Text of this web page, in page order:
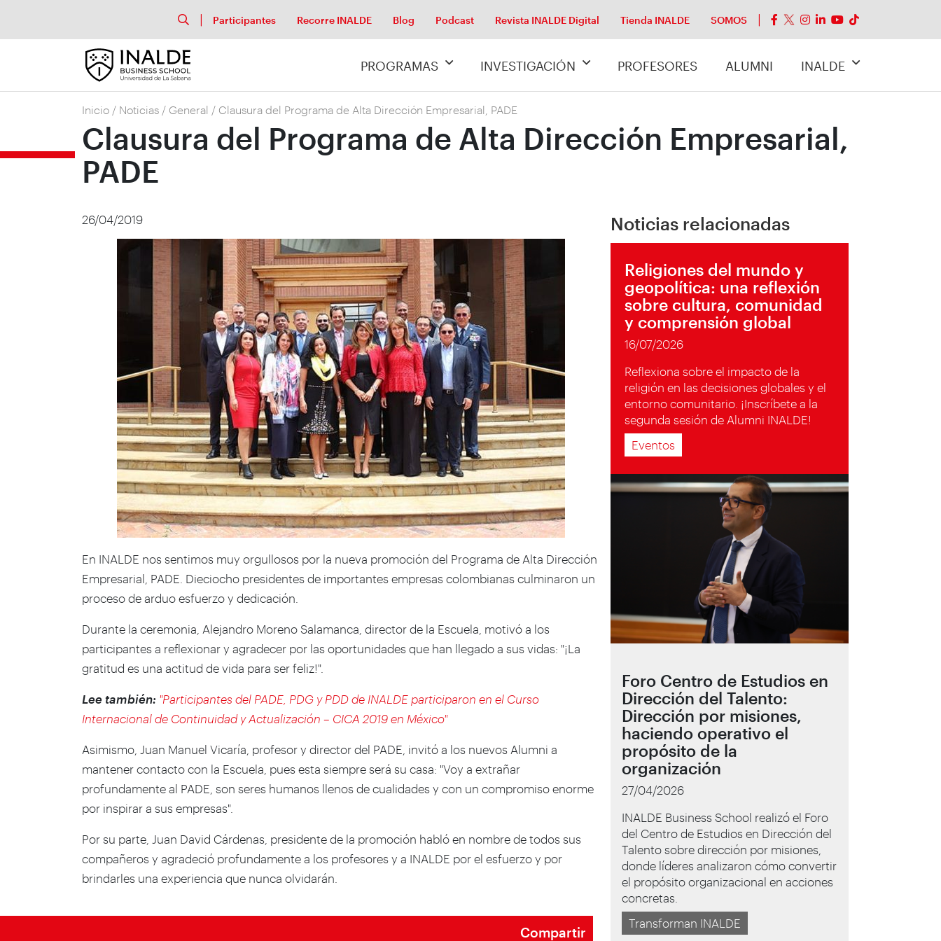
Participantes Recorre INALDE Blog Podcast Revista INALDE Digital Tienda INALDE SOMOS
PROGRAMAS INVESTIGACIÓN PROFESORES ALUMNI INALDE
Inicio / Noticias / General / Clausura del Programa de Alta Dirección Empresarial, PADE
Clausura del Programa de Alta Dirección Empresarial,
PADE
26/04/2019
En INALDE nos sentimos muy orgullosos por la nueva promoción del Programa de Alta Dirección
Empresarial, PADE. Dieciocho presidentes de importantes empresas colombianas culminaron un
proceso de arduo esfuerzo y dedicación.
Durante la ceremonia, Alejandro Moreno Salamanca, director de la Escuela, motivó a los
participantes a reflexionar y agradecer por las oportunidades que han llegado a sus vidas: "¡La
gratitud es una actitud de vida para ser feliz!".
Lee también: "Participantes del PADE, PDG y PDD de INALDE participaron en el Curso
Internacional de Continuidad y Actualización – CICA 2019 en México"
Asimismo, Juan Manuel Vicaría, profesor y director del PADE, invitó a los nuevos Alumni a
mantener contacto con la Escuela, pues esta siempre será su casa: "Voy a extrañar
profundamente al PADE, son seres humanos llenos de cualidades y con un compromiso enorme
por inspirar a sus empresas".
Por su parte, Juan David Cárdenas, presidente de la promoción habló en nombre de todos sus
compañeros y agradeció profundamente a los profesores y a INALDE por el esfuerzo y por
brindarles una experiencia que nunca olvidarán.
Compartir
Noticias relacionadas
Religiones del mundo y
geopolítica: una reflexión
sobre cultura, comunidad
y comprensión global
16/07/2026
Reflexiona sobre el impacto de la
religión en las decisiones globales y el
entorno comunitario. ¡Inscríbete a la
segunda sesión de Alumni INALDE!
Eventos
Foro Centro de Estudios en
Dirección del Talento:
Dirección por misiones,
haciendo operativo el
propósito de la
organización
27/04/2026
INALDE Business School realizó el Foro
del Centro de Estudios en Dirección del
Talento sobre dirección por misiones,
donde líderes analizaron cómo convertir
el propósito organizacional en acciones
concretas.
Transforman INALDE